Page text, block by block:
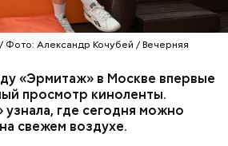
Фото: Александр Кочубей / Вечерняя
«Эрмитаж» в Москве впервые
просмотр киноленты.
узнала, где сегодня можно
свежем воздухе.
кластеру видеоигр и
По словам Фурсина, сегодня
цикла для создания
контента. На площадке
движения, звукозаписи и
также киберспортивная арена